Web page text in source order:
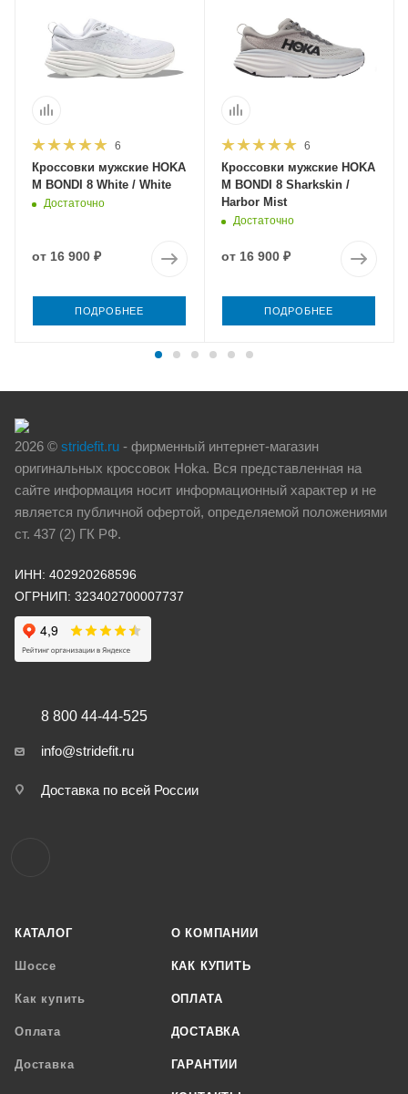
6
Кроссовки мужские HOKA
M BONDI 8 White / White
Достаточно
от 16 900 ₽
ПОДРОБНЕЕ
6
Кроссовки мужские HOKA
M BONDI 8 Sharkskin /
Harbor Mist
Достаточно
от 16 900 ₽
ПОДРОБНЕЕ
2026 © stridefit.ru - фирменный интернет-магазин
оригинальных кроссовок Hoka. Вся представленная на
сайте информация носит информационный характер и не
является публичной офертой, определяемой положениями
ст. 437 (2) ГК РФ.
ИНН: 402920268596
ОГРНИП: 323402700007737
КАТАЛОГ
Шоссе
Как купить
Оплата
Доставка
О КОМПАНИИ
КАК КУПИТЬ
ОПЛАТА
ДОСТАВКА
ГАРАНТИИ
8 800 44-44-525
info@stridefit.ru
Доставка по всей России